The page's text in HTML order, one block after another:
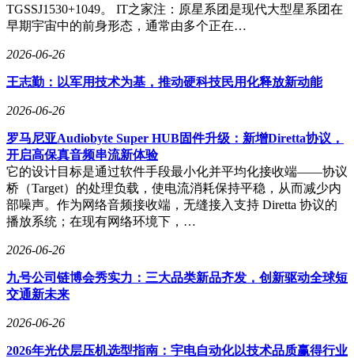
TGSSJ1530+1049。 IT之家注：原星系团是现代大型星系团在
早期宇宙中的前身形态，通常由多个正在…
2026-06-26
王志勤：以军用技术为基，推动硬科技民用化释放新动能
2026-06-26
罗马尼亚Audiobyte Super HUB固件升级：新增Diretta协议，
开启高保真音频串流新体验
它的设计目标是通过软件手段最小化并平均化接收端——协议
桥（Target）的处理负载，使电流消耗保持平稳，从而减少内
部噪声。作为网络音频接收端，无缝接入支持 Diretta 协议的
播放系统；在现有网络环境下，…
2026-06-26
九号公司链博会秀实力：三大品类新品齐发，创新驱动全球短
交通新未来
2026-06-26
2026年光伏层压机选型指南：宇电自动化以技术品质赢得行业